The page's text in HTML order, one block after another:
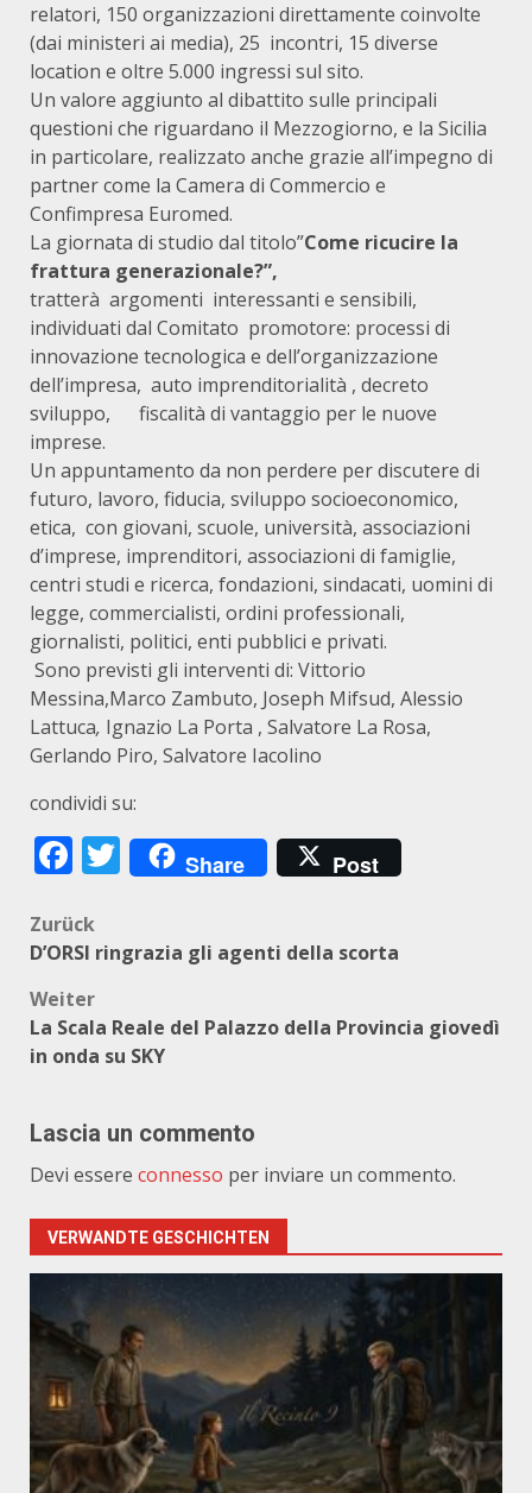
relatori, 150 organizzazioni direttamente coinvolte
(dai ministeri ai media), 25 incontri, 15 diverse
location e oltre 5.000 ingressi sul sito.
Un valore aggiunto al dibattito sulle principali
questioni che riguardano il Mezzogiorno, e la Sicilia
in particolare, realizzato anche grazie all’impegno di
partner come la Camera di Commercio e
Confimpresa Euromed.
La giornata di studio dal titolo”Come ricucire la
frattura generazionale?”,
tratterà argomenti interessanti e sensibili,
individuati dal Comitato promotore: processi di
innovazione tecnologica e dell’organizzazione
dell’impresa, auto imprenditorialità , decreto
sviluppo, fiscalità di vantaggio per le nuove
imprese.
Un appuntamento da non perdere per discutere di
futuro, lavoro, fiducia, sviluppo socioeconomico,
etica, con giovani, scuole, università, associazioni
d’imprese, imprenditori, associazioni di famiglie,
centri studi e ricerca, fondazioni, sindacati, uomini di
legge, commercialisti, ordini professionali,
giornalisti, politici, enti pubblici e privati.
Sono previsti gli interventi di: Vittorio
Messina,Marco Zambuto, Joseph Mifsud, Alessio
Lattuca, Ignazio La Porta , Salvatore La Rosa,
Gerlando Piro, Salvatore Iacolino
condividi su:
Facebook
Twitter
Share Post
Beitragsnavigation
Zurück
D’ORSI ringrazia gli agenti della scorta
Weiter
La Scala Reale del Palazzo della Provincia giovedì
in onda su SKY
Lascia un commento
Devi essere connesso per inviare un commento.
VERWANDTE GESCHICHTEN